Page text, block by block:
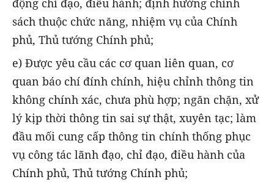
động chỉ đạo, điều hành; định hướng chính
sách thuộc chức năng, nhiệm vụ của Chính
phủ, Thủ tướng Chính phủ;
e) Được yêu cầu các cơ quan liên quan, cơ
quan báo chí đính chính, hiệu chỉnh thông tin
không chính xác, chưa phù hợp; ngăn chặn, xử
lý kịp thời thông tin sai sự thật, xuyên tạc; làm
đầu mối cung cấp thông tin chính thống phục
vụ công tác lãnh đạo, chỉ đạo, điều hành của
Chính phủ, Thủ tướng Chính phủ;